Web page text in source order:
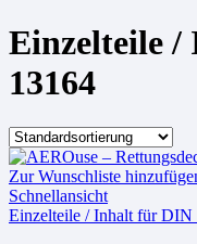
Einzelteile
13164
Zur Wunschliste
Schnellansicht
Einzelteile / Inhalt für DIN